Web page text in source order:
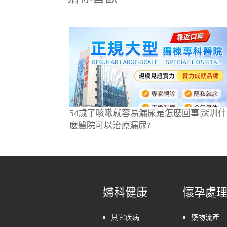
54歲了咳嗽就容易漏尿是怎麽回事|深圳什
麽醫院可以治療漏尿?
婦科健康
其它疾病
懷孕處
藥物流產